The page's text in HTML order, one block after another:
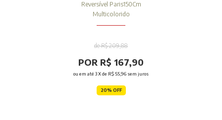
Reversível Paris150Cm
Multicolorido
de R$ 209,88
POR R$ 167,90
ou em até 3X de R$ 55,96 sem juros
20% OFF